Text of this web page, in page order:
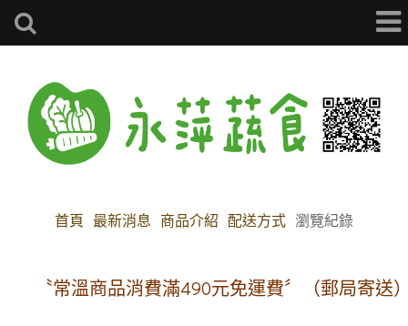
首頁 最新消息 商品介紹 配送方式 瀏覽紀錄
〝常溫商品消費滿490元免運費〞（郵局寄送）